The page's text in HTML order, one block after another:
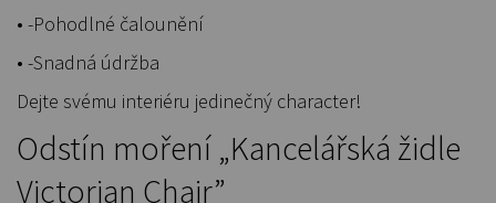
• -Pohodlné čalounění
• -Snadná údržba
Dejte svému interiéru jedinečný character!
Odstín moření „Kancelářská židle
Victorian Chair”